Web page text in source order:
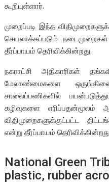
கூறியுள்ளார்.
முறைப்படி இந்த
செயலாக்கப்படும்
தீர்ப்பாயம் தெரிவிக்கின்றது.
நகராட்சி அதிகாரிகள்
மேலாண்மைகளை
சாலைப்பணிகளில்
கழிவுகளை எரிப்பதன்மூலம்
விதிமுறைகளுக்குட்பட்ட
என்று தீர்ப்பாயம்
National Green
plastic, rubber